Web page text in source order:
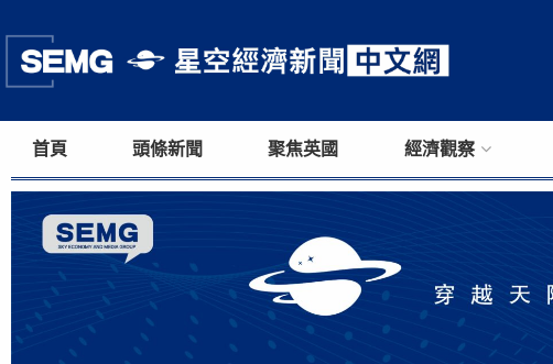
首頁 頭條新聞 聚焦英國 經濟觀察